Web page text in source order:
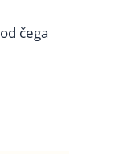
čega